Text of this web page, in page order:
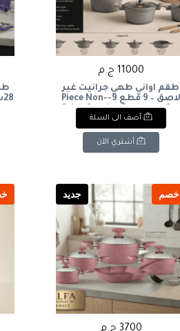
11000 ج.م
طقم أواني طهي جرانيت غير
لاصق – 9 قطع 9-Piece Non-
Stick Granite Cookware Set
أضف الى السلة
أشتري الآن
خصم جديد